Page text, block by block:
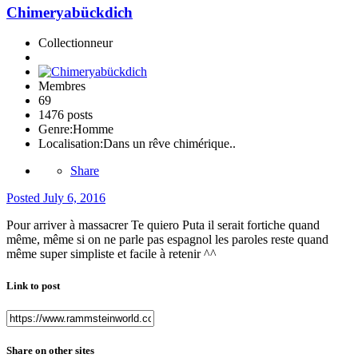
Chimeryabückdich
Collectionneur
Membres
69
1476 posts
Genre:Homme
Localisation:Dans un rêve chimérique..
Share
Posted July 6, 2016
Pour arriver à massacrer Te quiero Puta il serait fortiche quand
même, même si on ne parle pas espagnol les paroles reste quand
même super simpliste et facile à retenir ^^
Link to post
Share on other sites